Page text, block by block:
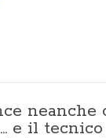
neanche
e il tecnico